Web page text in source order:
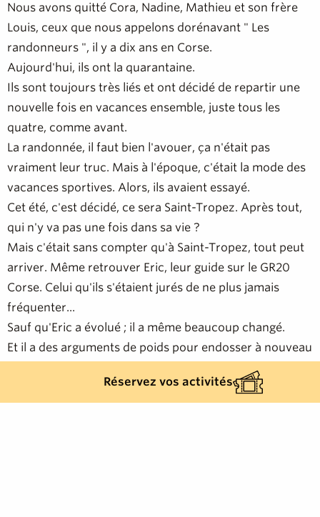
Nous avons quitté Cora, Nadine, Mathieu et son frère
Louis, ceux que nous appelons dorénavant " Les
randonneurs ", il y a dix ans en Corse.
Aujourd'hui, ils ont la quarantaine.
Ils sont toujours très liés et ont décidé de repartir une
nouvelle fois en vacances ensemble, juste tous les
quatre, comme avant.
La randonnée, il faut bien l'avouer, ça n'était pas
vraiment leur truc. Mais à l'époque, c'était la mode des
vacances sportives. Alors, ils avaient essayé.
Cet été, c'est décidé, ce sera Saint-Tropez. Après tout,
qui n'y va pas une fois dans sa vie ?
Mais c'était sans compter qu'à Saint-Tropez, tout peut
arriver. Même retrouver Eric, leur guide sur le GR20
Corse. Celui qu'ils s'étaient jurés de ne plus jamais
fréquenter...
Sauf qu'Eric a évolué ; il a même beaucoup changé.
Et il a des arguments de poids pour endosser à nouveau
Réservez vos activités